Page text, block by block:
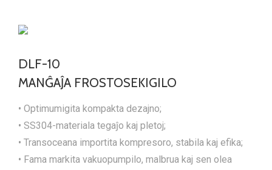
DLF-10
MANĜAĴA FROSTOSEKIGILO
• Optimumigita kompakta dezajno;
• SS304-materiala tegaĵo kaj pletoj;
• Transoceana importita kompresoro, stabila kaj efika;
• Fama markita vakuopumpilo, malbrua kaj sen olea